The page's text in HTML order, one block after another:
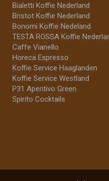
Bialetti Koffie Nederland
Bristot Koffie Nederland
Bonomi Koffie Nedeland
TESTA ROSSA Koffie
Caffe Vianello
Horeca Espresso
Koffie Service Haaglanden
Koffie Service Westland
P31 Aperitivo Green
Spirito Cocktails